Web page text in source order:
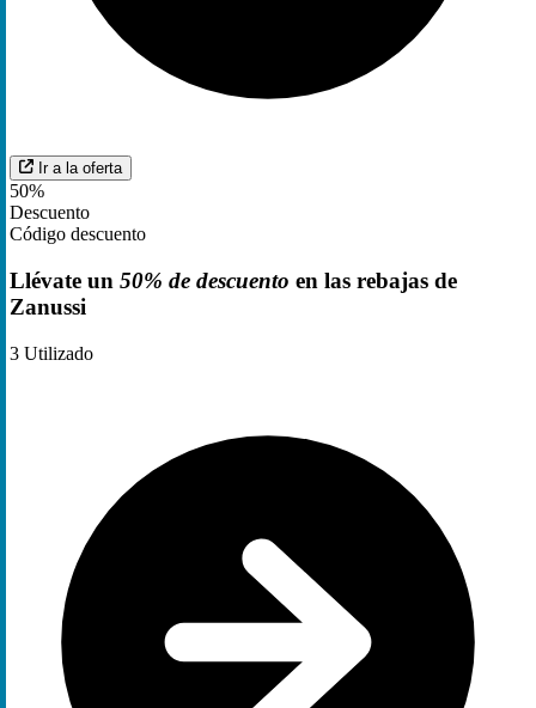
Ir a la oferta
50%
Descuento
Código descuento
Llévate un 50% de descuento en las rebajas de
Zanussi
3 Utilizado